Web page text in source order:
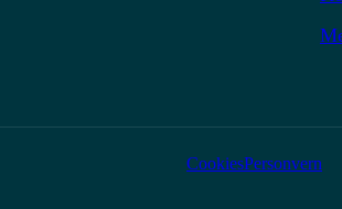
CookiesPersonvern